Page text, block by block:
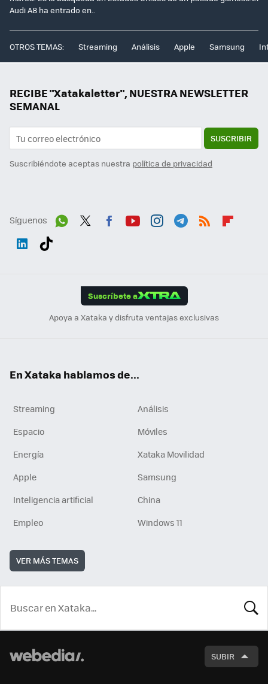
Audi A8 ha entrado en..
OTROS TEMAS: Streaming Análisis Apple Samsung
RECIBE "Xatakaletter", NUESTRA NEWSLETTER
SEMANAL
SUSCRIBIR
Suscribiéndote aceptas nuestra política de privacidad
Síguenos
Suscríbete a
Apoya a Xataka y disfruta ventajas exclusivas
En Xataka hablamos de...
Streaming
Análisis
Espacio
Móviles
Energía
Xataka Movilidad
Apple
Samsung
Inteligencia artificial
China
Empleo
Windows 11
VER MÁS TEMAS
SUBIR